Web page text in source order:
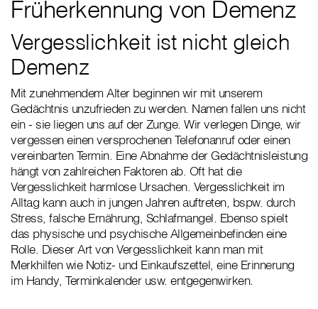
Früherkennung von Demenz
Vergesslichkeit ist nicht gleich
Demenz
Mit zunehmendem Alter beginnen wir mit unserem
Gedächtnis unzufrieden zu werden. Namen fallen uns nicht
ein - sie liegen uns auf der Zunge. Wir verlegen Dinge, wir
vergessen einen versprochenen Telefonanruf oder einen
vereinbarten Termin. Eine Abnahme der Gedächtnisleistung
hängt von zahlreichen Faktoren ab. Oft hat die
Vergesslichkeit harmlose Ursachen. Vergesslichkeit im
Alltag kann auch in jungen Jahren auftreten, bspw. durch
Stress, falsche Ernährung, Schlafmangel. Ebenso spielt
das physische und psychische Allgemeinbefinden eine
Rolle. Dieser Art von Vergesslichkeit kann man mit
Merkhilfen wie Notiz- und Einkaufszettel, eine Erinnerung
im Handy, Terminkalender usw. entgegenwirken.